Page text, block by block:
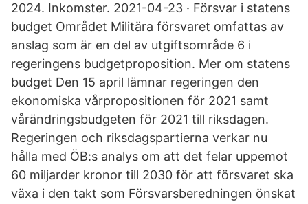
2024. Inkomster. 2021-04-23 · Försvar i statens
budget Området Militära försvaret omfattas av
anslag som är en del av utgiftsområde 6 i
regeringens budgetproposition. Mer om statens
budget Den 15 april lämnar regeringen den
ekonomiska vårpropositionen för 2021 samt
vårändringsbudgeten för 2021 till riksdagen.
Regeringen och riksdagspartierna verkar nu
hålla med ÖB:s analys om att det felar uppemot
60 miljarder kronor till 2030 för att försvaret ska
växa i den takt som Försvarsberedningen önskat